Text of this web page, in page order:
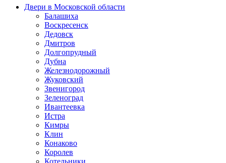
Двери в Московской области
Балашиха
Воскресенск
Дедовск
Дмитров
Долгопрудный
Дубна
Железнодорожный
Жуковский
Звенигород
Зеленоград
Ивантеевка
Истра
Кимры
Клин
Конаково
Королев
Котельники